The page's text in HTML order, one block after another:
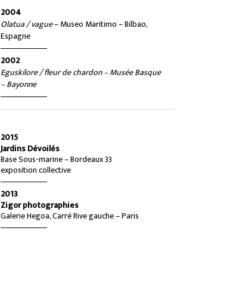
2004
Olatua / vague– Museo Maritimo – Bilbao,
Espagne
2002
Eguskilore / fleur de chardon – Musée Basque
– Bayonne
2015
Jardins Dévoilés
Base Sous-marine – Bordeaux 33
exposition collective
2013
Zigor photographies
Galerie Hegoa, Carré Rive gauche – Paris